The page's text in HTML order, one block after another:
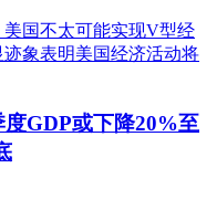
国不太可能实现V型经
象表明美国经济活动将
GDP或下降20%至